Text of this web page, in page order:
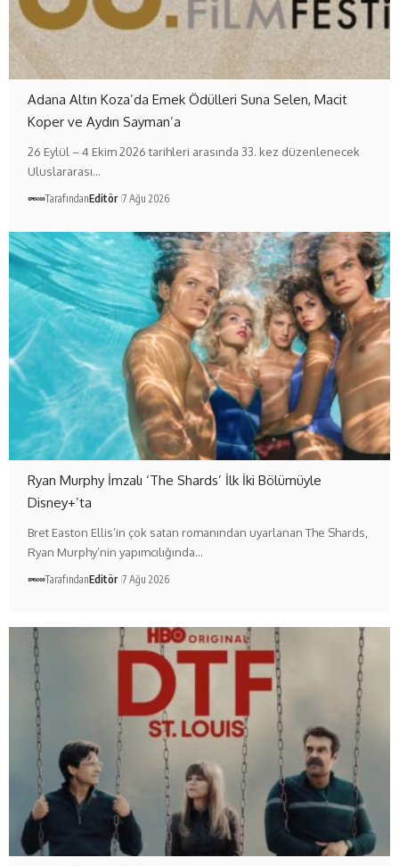
Adana Altın Koza’da Emek Ödülleri Suna Selen, Macit
Koper ve Aydın Sayman’a
26 Eylül – 4 Ekim 2026 tarihleri arasında 33. kez düzenlenecek
Uluslararası…
TarafındanEditör 7 Ağu 2026
Ryan Murphy İmzalı ‘The Shards’ İlk İki Bölümüyle
Disney+’ta
Bret Easton Ellis’in çok satan romanından uyarlanan The Shards,
Ryan Murphy’nin yapımcılığında…
TarafındanEditör 7 Ağu 2026